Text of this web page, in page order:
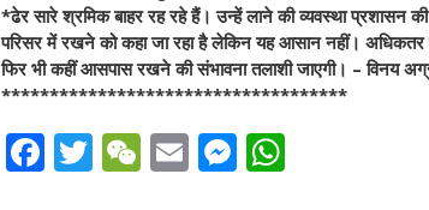
*ढेर सारे श्रमिक बाहर रह रहे हैं। उन्हें लाने की व्यवस्था प्रशासन
परिसर में रखने को कहा जा रहा है लेकिन यह आसान नहीं। अधिकतर
फिर भी कहीं आसपास रखने की संभावना तलाशी जाएगी। – विनय
************************************
F
T
W
E
M